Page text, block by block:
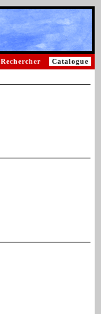
Catalogue
Rechercher